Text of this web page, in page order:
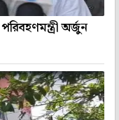
অর্জুন